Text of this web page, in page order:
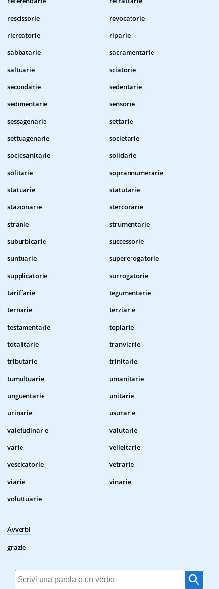
rescissorie
revocatorie
ricreatorie
riparie
sabbatarie
sacramentarie
saltuarie
sciatorie
secondarie
sedentarie
sedimentarie
sensorie
sessagenarie
settarie
settuagenarie
societarie
sociosanitarie
solidarie
solitarie
soprannumerarie
statuarie
statutarie
stazionarie
stercorarie
stranie
strumentarie
suburbicarie
successorie
suntuarie
supererogatorie
supplicatorie
surrogatorie
tariffarie
tegumentarie
ternarie
terziarie
testamentarie
topiarie
totalitarie
tranviarie
tributarie
trinitarie
tumultuarie
umanitarie
unguentarie
unitarie
urinarie
usurarie
valetudinarie
valutarie
varie
velleitarie
vescicatorie
vetrarie
viarie
vinarie
voluttuarie
Avverbi
grazie